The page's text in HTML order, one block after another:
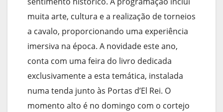
muita arte, cultura e a realização de torneios
a cavalo, proporcionando uma experiência
imersiva na época. A novidade este ano,
conta com uma feira do livro dedicada
exclusivamente a esta temática, instalada
numa tenda junto às Portas d’El Rei. O
momento alto é no domingo com o cortejo